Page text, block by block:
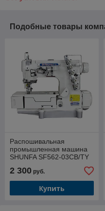
Подобные товары
Распошивальная
промышленная машина
SHUNFA SF562-03CB/TY
комплекте
2 300 руб.
Купить